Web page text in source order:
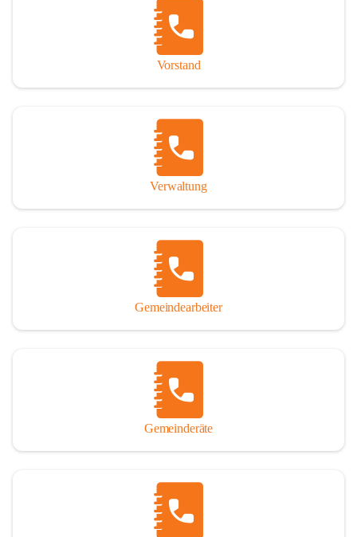
Vorstand
Verwaltung
Gemeindearbeiter
Gemeinderäte